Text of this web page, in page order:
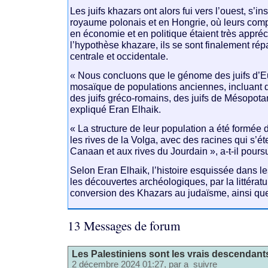
Les juifs khazars ont alors fui vers l’ouest,
royaume polonais et en Hongrie, où leurs
en économie et en politique étaient très
l’hypothèse khazare, ils se sont finalement
centrale et occidentale.
« Nous concluons que le génome des juifs
mosaïque de populations anciennes, incluant
des juifs gréco-romains, des juifs de
expliqué Eran Elhaik.
« La structure de leur population a été formée
les rives de la Volga, avec des racines qui
Canaan et aux rives du Jourdain », a-t-il
Selon Eran Elhaik, l’histoire esquissée dans
les découvertes archéologiques, par la
conversion des Khazars au judaïsme, ainsi
13 Messages de forum
Les Palestiniens sont les vrais
2 décembre 2024 01:27, par a_suivre